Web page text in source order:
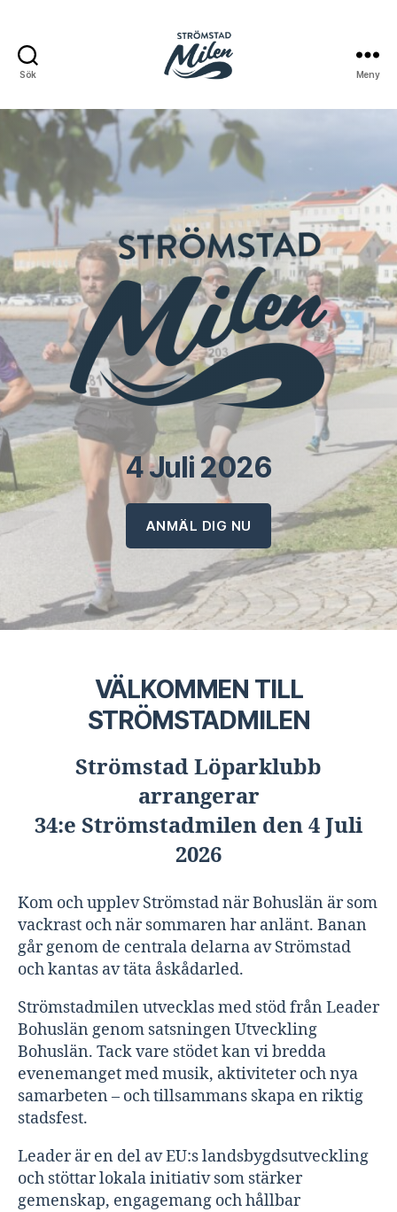
Sök Meny
4 Juli 2026
ANMÄL DIG NU
VÄLKOMMEN TILL
STRÖMSTADMILEN
Strömstad Löparklubb
arrangerar
34:e Strömstadmilen den 4 Juli
2026
Kom och upplev Strömstad när Bohuslän är som
vackrast och när sommaren har anlänt. Banan
går genom de centrala delarna av Strömstad
och kantas av täta åskådarled.
Strömstadmilen utvecklas med stöd från Leader
Bohuslän genom satsningen Utveckling
Bohuslän. Tack vare stödet kan vi bredda
evenemanget med musik, aktiviteter och nya
samarbeten – och tillsammans skapa en riktig
stadsfest.
Leader är en del av EU:s landsbygdsutveckling
och stöttar lokala initiativ som stärker
gemenskap, engagemang och hållbar